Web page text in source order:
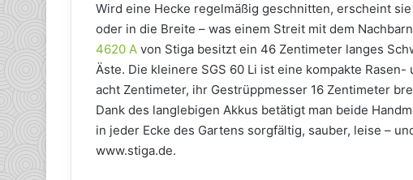
Wird eine Hecke regelmäßig geschnitten, erscheint
oder in die Breite – was einem Streit mit dem
4620 A von Stiga besitzt ein 46 Zentimeter langes
Äste. Die kleinere SGS 60 Li ist eine kompakte
acht Zentimeter, ihr Gestrüppmesser 16 Zentimeter
Dank des langlebigen Akkus betätigt man beide
in jeder Ecke des Gartens sorgfältig, sauber, leise –
www.stiga.de.